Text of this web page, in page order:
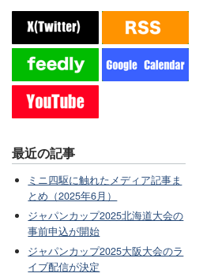
最近の記事
ミニ四駆に触れたメディア記事ま
とめ（2025年6月）
ジャパンカップ2025北海道大会の
事前申込が開始
ジャパンカップ2025大阪大会のラ
イブ配信が決定